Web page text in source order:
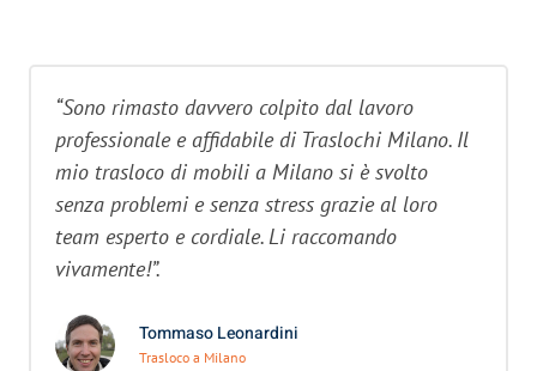
“Sono rimasto davvero colpito dal lavoro
professionale e affidabile di Traslochi Milano. Il
mio trasloco di mobili a Milano si è svolto
senza problemi e senza stress grazie al loro
team esperto e cordiale. Li raccomando
vivamente!”.
Tommaso Leonardini
Trasloco a Milano